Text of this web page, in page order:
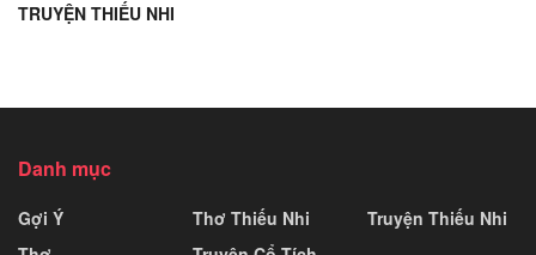
TRUYỆN THIẾU NHI
Danh mục
Gợi Ý
Thơ Thiếu Nhi
Truyện Thiếu Nhi